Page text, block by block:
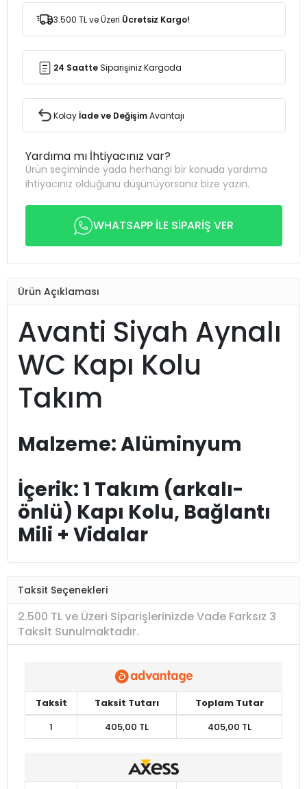
3.500 TL ve Üzeri Ücretsiz Kargo!
24 SaatteSiparişiniz Kargoda
Kolayİade ve DeğişimAvantajı
Yardıma mı İhtiyacınız var?
Ürün seçiminde yada herhangi bir konuda yardıma
ihtiyacınız olduğunu düşünüyorsanız bize yazın.
WHATSAPP İLE SİPARİŞ VER
Ürün Açıklaması
Avanti Siyah Aynalı
WC Kapı Kolu
Takım
Malzeme: Alüminyum
İçerik: 1 Takım (arkalı-
önlü) Kapı Kolu, Bağlantı
Mili + Vidalar
Taksit Seçenekleri
2.500 TL ve Üzeri Siparişlerinizde Vade Farksız 3
Taksit Sunulmaktadır.
Taksit Taksit Tutarı
Toplam Tutar
1
405,00 TL 405,00 TL